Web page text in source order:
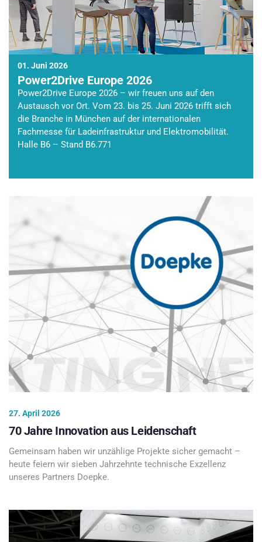
01. Juni 2026
Power2Drive Europe 2026
Power2Drive Europe 2026 – wir freuen uns auf den
Austausch vor Ort. Vom 23. bis 25. Juni 2026 trifft sich
die Branche in München auf der internationalen
Fachmesse für Ladeinfrastruktur und Elektromobilität.
Halle B6 – Stand B6.771
27. April 2026
70 Jahre Innovation aus Leidenschaft
Gemeinsam haben wir unzählige Projekte sicher gemacht –
heute feiern wir sieben Jahrzehnte technische Exzellenz
unseres Partners Doepke.